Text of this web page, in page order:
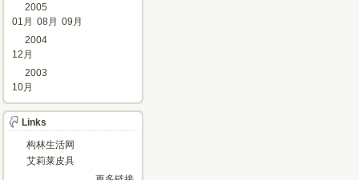
2005
01月 08月 09月
2004
12月
2003
10月
Links
构林生活网
艾莉莱皮具